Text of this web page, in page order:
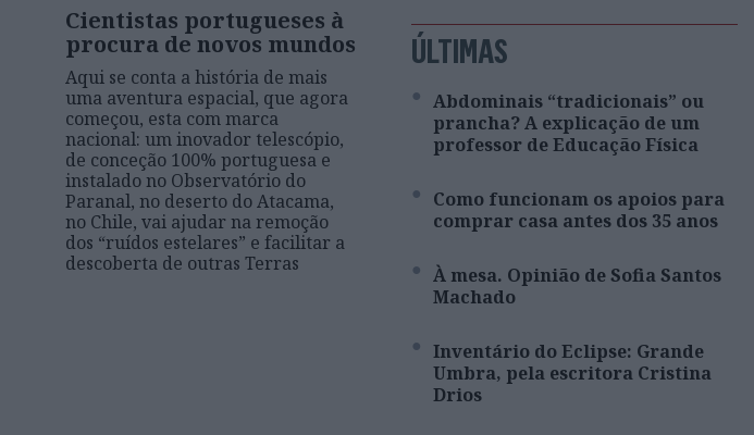
Cientistas portugueses à
procura de novos mundos
Aqui se conta a história de mais
uma aventura espacial, que agora
começou, esta com marca
nacional: um inovador telescópio,
de conceção 100% portuguesa e
instalado no Observatório do
Paranal, no deserto do Atacama,
no Chile, vai ajudar na remoção
dos “ruídos estelares” e facilitar a
descoberta de outras Terras
ÚLTIMAS
Abdominais “tradicionais” ou
prancha? A explicação de um
professor de Educação Física
Como funcionam os apoios para
comprar casa antes dos 35 anos
À mesa. Opinião de Sofia Santos
Machado
Inventário do Eclipse: Grande
Umbra, pela escritora Cristina
Drios